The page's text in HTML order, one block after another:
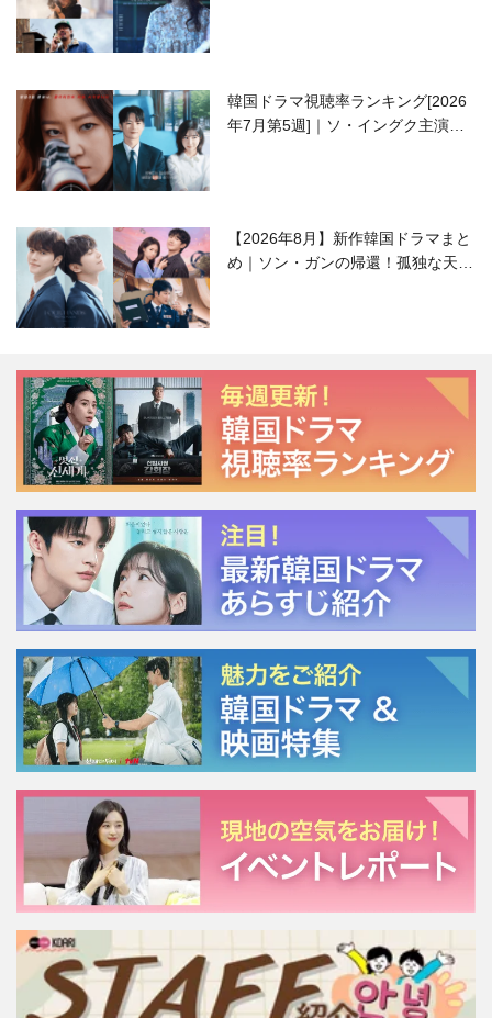
韓国ドラマ視聴率ランキング[2026
年7月第5週]｜ソ・イングク主演の
【2026年8月】新作韓国ドラマまと
め｜ソン・ガンの帰還！孤独な天才